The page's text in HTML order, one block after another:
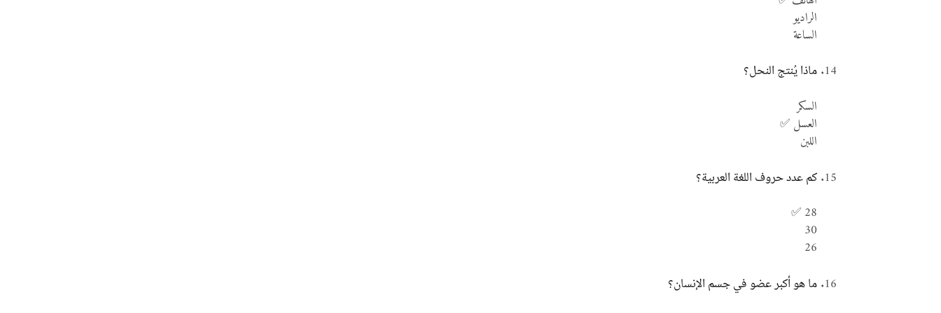
الراديو
الساعة
ماذا يُنتج النحل؟
السكر
العسل ✅
اللبن
كم عدد حروف اللغة العربية؟
28 ✅
30
26
ما هو أكبر عضو في جسم الإنسان؟